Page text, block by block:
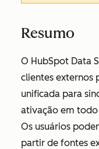
Resumo
O HubSpot Data
clientes externos
unificada para
ativação em
Os usuários
partir de fontes